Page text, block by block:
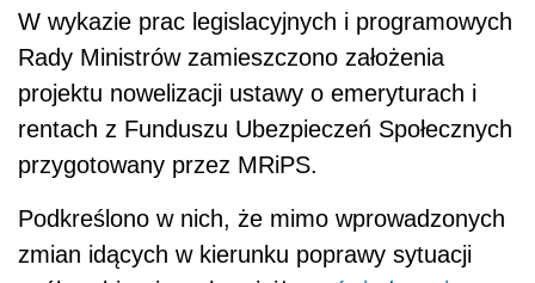
W wykazie prac legislacyjnych i programowych
Rady Ministrów zamieszczono założenia
projektu nowelizacji ustawy o emeryturach i
rentach z Funduszu Ubezpieczeń Społecznych
przygotowany przez MRiPS.
Podkreślono w nich, że mimo wprowadzonych
zmian idących w kierunku poprawy sytuacji